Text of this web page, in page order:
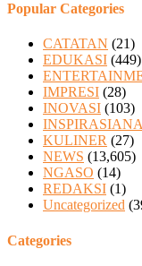
Popular Categories
CATATAN (21)
EDUKASI (449)
IMPRESI (28)
INOVASI (103)
INSPIRASIANA
KULINER (27)
NEWS (13,605)
NGASO (14)
REDAKSI (1)
Uncategorized
Categories